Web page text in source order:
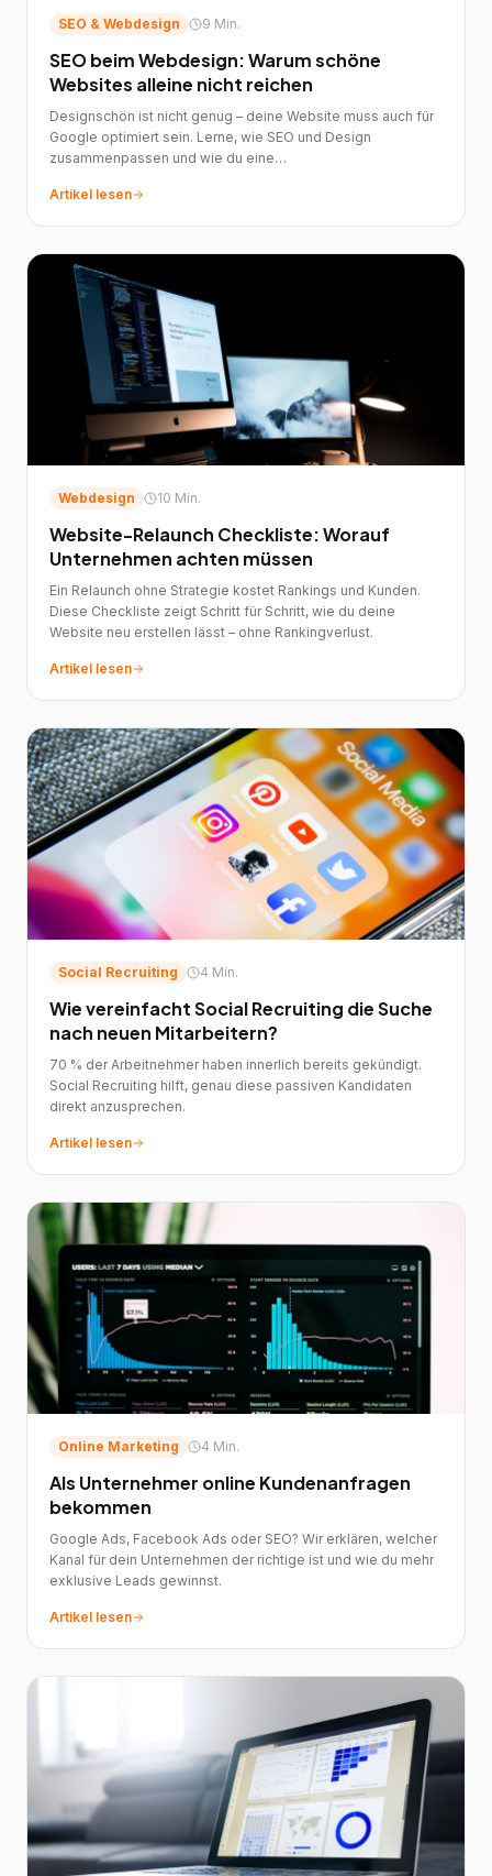
SEO & Webdesign 9 Min.
SEO beim Webdesign: Warum schöne
Websites alleine nicht reichen
Designschön ist nicht genug – deine Website muss auch für
Google optimiert sein. Lerne, wie SEO und Design
zusammenpassen und wie du eine
Artikel lesen
Webdesign 10 Min.
Website-Relaunch Checkliste: Worauf
Unternehmen achten müssen
Ein Relaunch ohne Strategie kostet Rankings und Kunden.
Diese Checkliste zeigt Schritt für Schritt, wie du deine
Website neu erstellen lässt – ohne Rankingverlust.
Artikel lesen
Social Recruiting 4 Min.
Wie vereinfacht Social Recruiting die Suche
nach neuen Mitarbeitern?
70 % der Arbeitnehmer haben innerlich bereits gekündigt.
Social Recruiting hilft, genau diese passiven Kandidaten
direkt anzusprechen.
Artikel lesen
Online Marketing 4 Min.
Als Unternehmer online Kundenanfragen
bekommen
Google Ads, Facebook Ads oder SEO? Wir erklären, welcher
Kanal für dein Unternehmen der richtige ist und wie du mehr
exklusive Leads gewinnst.
Artikel lesen